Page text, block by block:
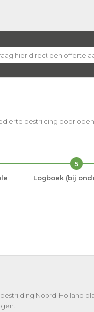
hier direct een offerte
bestrijding doorlopen.
5
Logboek (bij
Noord-Holland